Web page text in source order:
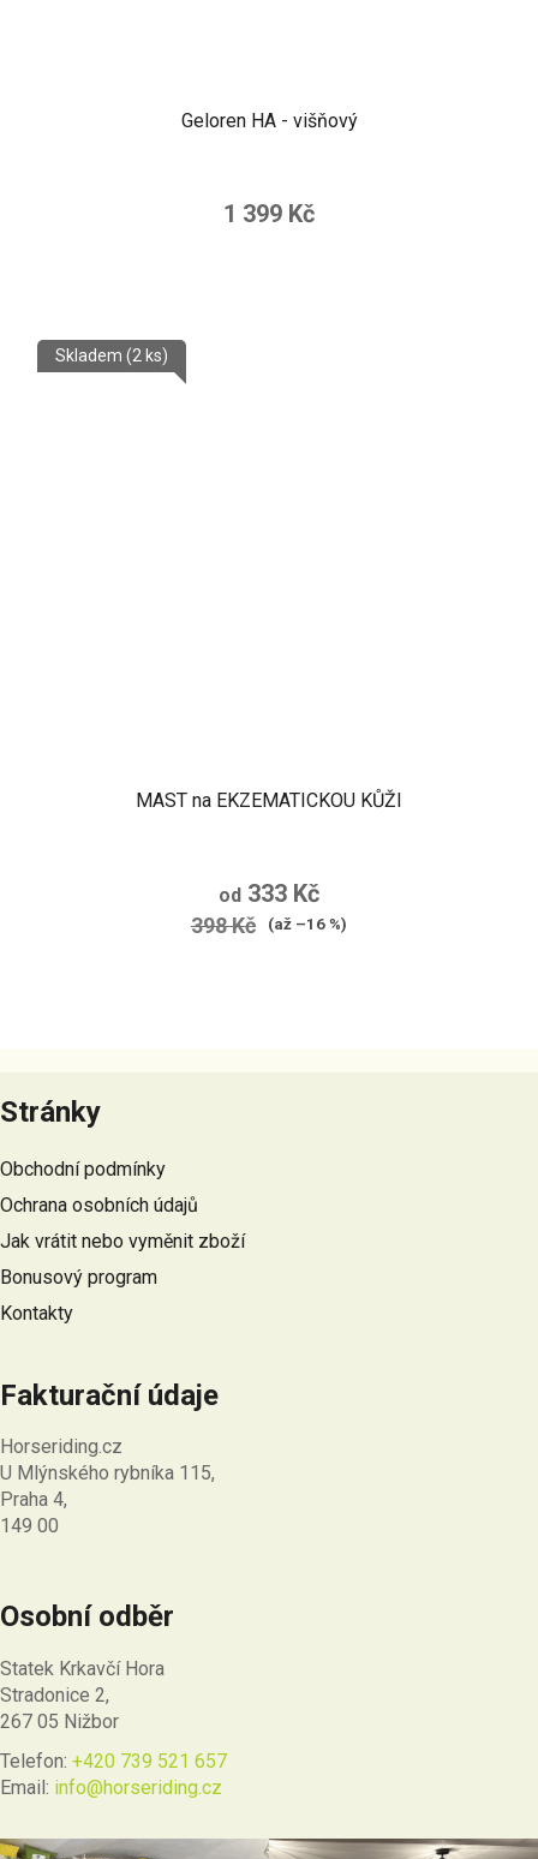
Geloren HA - višňový
1 399 Kč
MAST na EKZEMATICKOU KŮŽI
hodnocení
produktu
Skladem (2 ks)
od 333 Kč
398 Kč (až –16 %)
á
p
a
t
í
Stránky
Obchodní podmínky
Ochrana osobních údajů
Jak vrátit nebo vyměnit zboží
Bonusový program
Kontakty
Fakturační údaje
Horseriding.cz
U Mlýnského rybníka 115,
Praha 4,
149 00
Osobní odběr
Statek Krkavčí Hora
Stradonice 2,
267 05 Nižbor
Telefon: +420 739 521 657
Email: info@horseriding.cz